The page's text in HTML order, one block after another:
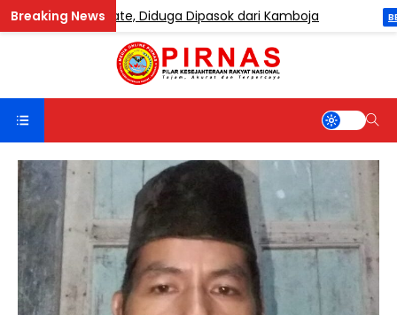
Etomidate, Diduga Dipasok dari Kamboja